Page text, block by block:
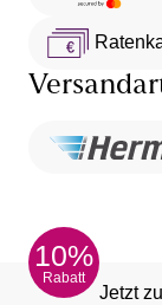
10%
Rabatt
Jetzt